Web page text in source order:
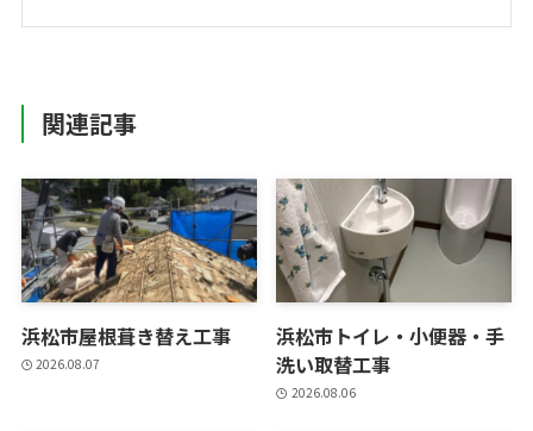
関連記事
浜松市屋根葺き替え工事
2026.08.07
浜松市トイレ・小便器・手
洗い取替工事
2026.08.06